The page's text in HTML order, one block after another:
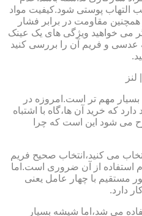
التهاب پوستی شود.کیفیت مواد
مقاومت در برابر فشار
می خواهید ویژگی های یک عینک
عدسی و فریم آن را بررسی کنید
مهم تر است.امروزه در
که خرید آن ها،گاه با اشتباه
می شود این است که چرا
می کنید،انتخاب صحیح فریم
استفاده از آن ضروری است.اما
مستقیم با چهار عامل یعنی
دارد.
می شد،اما شیشه بسیار